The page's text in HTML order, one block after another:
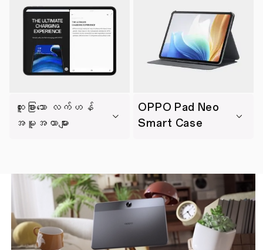
ထူးခြားသော လက်ဟန်
အမူအယာများ
OPPO Pad Neo
Smart Case